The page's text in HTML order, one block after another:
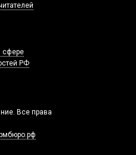
Все права
сфере
РФ